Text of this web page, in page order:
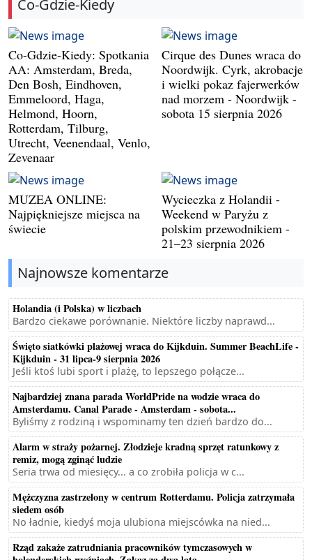
Co-Gdzie-Kiedy
Co-Gdzie-Kiedy: Spotkania
AA: Amsterdam, Breda,
Den Bosh, Eindhoven,
Emmeloord, Haga,
Helmond, Hoorn,
Rotterdam, Tilburg,
Utrecht, Veenendaal, Venlo,
Zevenaar
Cirque des Dunes wraca do
Noordwijk. Cyrk, akrobacje
i wielki pokaz fajerwerków
nad morzem - Noordwijk -
sobota 15 sierpnia 2026
MUZEA ONLINE:
Najpiękniejsze miejsca na
świecie
Wycieczka z Holandii -
Weekend w Paryżu z
polskim przewodnikiem -
21–23 sierpnia 2026
Najnowsze komentarze
Holandia (i Polska) w liczbach
Bardzo ciekawe porównanie. Niektóre liczby naprawd...
Święto siatkówki plażowej wraca do Kijkduin. Summer BeachLife -
Kijkduin - 31 lipca-9 sierpnia 2026
Jeśli ktoś lubi sport i plażę, to lepszego połącze...
Najbardziej znana parada WorldPride na wodzie wraca do
Amsterdamu. Canal Parade - Amsterdam - sobota...
Byliśmy z rodziną i wspominamy ten dzień bardzo do...
Alarm w straży pożarnej. Złodzieje kradną sprzęt ratunkowy z
remiz, mogą zginąć ludzie
Seria trwa od miesięcy... a co zrobiła policja w c...
Mężczyzna zastrzelony w centrum Rotterdamu. Policja zatrzymała
siedem osób
No ładnie, kiedyś moja ulubiona miejscówka na nied...
Rząd zakaże zatrudniania pracowników tymczasowych w